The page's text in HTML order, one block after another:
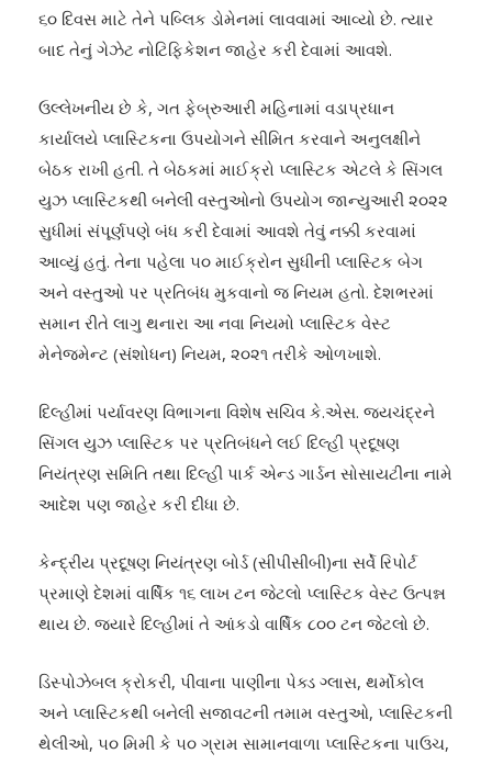
૬૦ દિવસ માટે તેને પબ્લિક ડોમેનમાં લાવવામાં આવ્યો છે. ત્યાર
બાદ તેનું ગેઝેટ નોટિફિકેશન જાહેર કરી દેવામાં આવશે.
ઉલ્લેખનીય છે કે, ગત ફેબ્રુઆરી મહિનામાં વડાપ્રધાન
કાર્યાલયે પ્લાસ્ટિકના ઉપયોગને સીમિત કરવાને અનુલક્ષીને
બેઠક રાખી હતી. તે બેઠકમાં માઈક્રો પ્લાસ્ટિક એટલે કે સિંગલ
યુઝ પ્લાસ્ટિકથી બનેલી વસ્તુઓનો ઉપયોગ જાન્યુઆરી ૨૦૨૨
સુધીમાં સંપૂર્ણપણે બંધ કરી દેવામાં આવશે તેવું નક્કી કરવામાં
આવ્યું હતું. તેના પહેલા ૫૦ માઈક્રોન સુધીની પ્લાસ્ટિક બેગ
અને વસ્તુઓ પર પ્રતિબંધ મુકવાનો જ નિયમ હતો. દેશભરમાં
સમાન રીતે લાગુ થનારા આ નવા નિયમો પ્લાસ્ટિક વેસ્ટ
મેનેજમેન્ટ (સંશોધન) નિયમ, ૨૦૨૧ તરીકે ઓળખાશે.
દિલ્હીમાં પર્યાવરણ વિભાગના વિશેષ સચિવ કે.એસ. જયચંદ્રને
સિંગલ યુઝ પ્લાસ્ટિક પર પ્રતિબંધને લઈ દિલ્હી પ્રદૂષણ
નિયંત્રણ સમિતિ તથા દિલ્હી પાર્ક એન્ડ ગાર્ડન સોસાયટીના નામે
આદેશ પણ જાહેર કરી દીધા છે.
કેન્દ્રીય પ્રદૂષણ નિયંત્રણ બોર્ડ (સીપીસીબી)ના સર્વે રિપોર્ટ
પ્રમાણે દેશમાં વાર્ષિક ૧૬ લાખ ટન જેટલો પ્લાસ્ટિક વેસ્ટ ઉત્પન્ન
થાય છે. જ્યારે દિલ્હીમાં તે આંકડો વાર્ષિક ૮૦૦ ટન જેટલો છે.
ડિસ્પોઝેબલ ક્રોકરી, પીવાના પાણીના પેક્ડ ગ્લાસ, થર્મોકોલ
અને પ્લાસ્ટિકથી બનેલી સજાવટની તમામ વસ્તુઓ, પ્લાસ્ટિકની
થેલીઓ, ૫૦ મિમી કે ૫૦ ગ્રામ સામાનવાળા પ્લાસ્ટિકના પાઉચ,